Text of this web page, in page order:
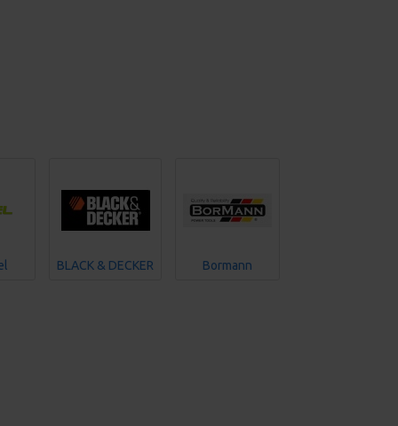
BLACK & DECKER Bormann